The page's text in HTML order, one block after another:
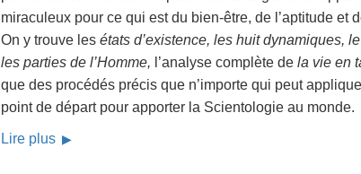
miraculeux pour ce qui est du bien-être, de l’aptitude et
On y trouve les états d’existence, les huit dynamiques,
les parties de l’Homme, l’analyse complète de la vie en
que des procédés précis que n’importe qui peut
point de départ pour apporter la Scientologie au monde.
Lire plus